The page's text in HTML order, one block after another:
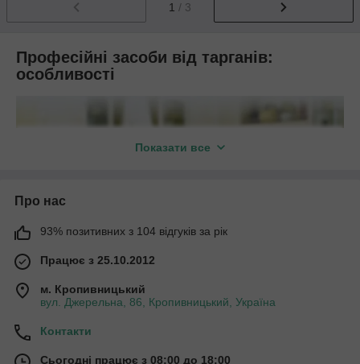
1 / 3
Професійні засоби від тарганів:
особливості
Такі препарати від тарганів вимагають професійного
Показати все
Про нас
93% позитивних з 104 відгуків за рік
Працює з 25.10.2012
м. Кропивницький
вул. Джерельна, 86, Кропивницький, Україна
Контакти
Сьогодні працює з 08:00 до 18:00